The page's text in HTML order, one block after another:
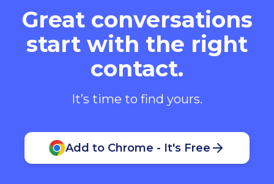
Great conversations
start with the right
contact.
It’s time to find yours.
Add to Chrome - It's Free